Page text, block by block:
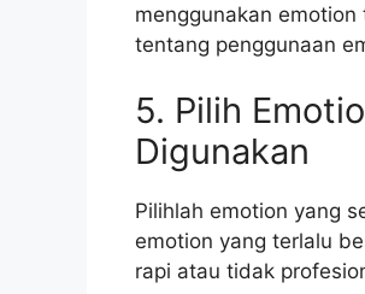
menggunakan
tentang penggunaan
5. Pilih
Digunakan
Pilihlah emotion yang
emotion yang terlalu
rapi atau tidak